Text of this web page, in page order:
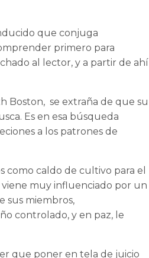
que conjuga
primero para
al lector, y a partir de ahí
Boston, se extraña de que su
Es en esa búsqueda
a los patrones de
como caldo de cultivo para el
viene muy influenciado por un
sus miembros,
controlado, y en paz, le
que poner en tela de juicio